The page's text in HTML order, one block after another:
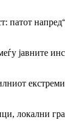
јавните
локални